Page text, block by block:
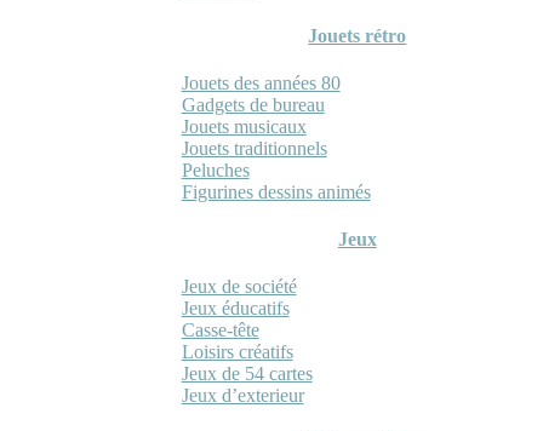
Jouets rétro
Jouets des années 80
Gadgets de bureau
Jouets musicaux
Jouets traditionnels
Peluches
Figurines dessins animés
Jeux
Jeux de société
Jeux éducatifs
Casse-tête
Loisirs créatifs
Jeux de 54 cartes
Jeux d’exterieur